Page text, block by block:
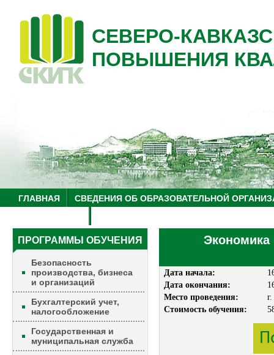
СЕВЕРО-
ПОВЫШЕНИЯ
ГЛАВНАЯ
СВЕДЕНИЯ ОБ ОБРАЗОВАТЕЛЬНОЙ
ПРОГРАММЫ ОБУЧЕНИЯ
Безопасность
производства, бизнеса
и организаций
Бухгалтерский учет,
налогообложение
Государственная и
муниципальная служба
Экономика
Дата начала:
Дата окончания:
Место проведения:
Стоимость обучения: